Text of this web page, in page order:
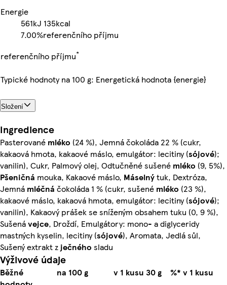
Energie
561kJ 135kcal
7.00%referenčního příjmu
referenčního příjmu*
Typické hodnoty na 100 g: Energetická hodnota {energie}
Složení
Ingredience
Pasterované mléko (24 %), Jemná čokoláda 22 % (cukr,
kakaová hmota, kakaové máslo, emulgátor: lecitiny (sójové);
vanilin), Cukr, Palmový olej, Odtučněné sušené mléko (9, 5%),
Pšeničná mouka, Kakaové máslo, Máselnýtuk, Dextróza,
Jemná mléčná čokoláda 1 % (cukr, sušené mléko (23 %),
kakaové máslo, kakaová hmota, emulgátor: lecitiny (sójové);
vanilin), Kakaový prášek se sníženým obsahem tuku (0, 9 %),
Sušenávejce, Droždí, Emulgátory: mono- a diglyceridy
mastných kyselin, lecitiny (sójové), Aromata, Jedlá sůl,
Sušený extrakt z ječného sladu
Výživové údaje
Běžné
na 100 g v 1 kusu 30 g
%* v 1 kusu